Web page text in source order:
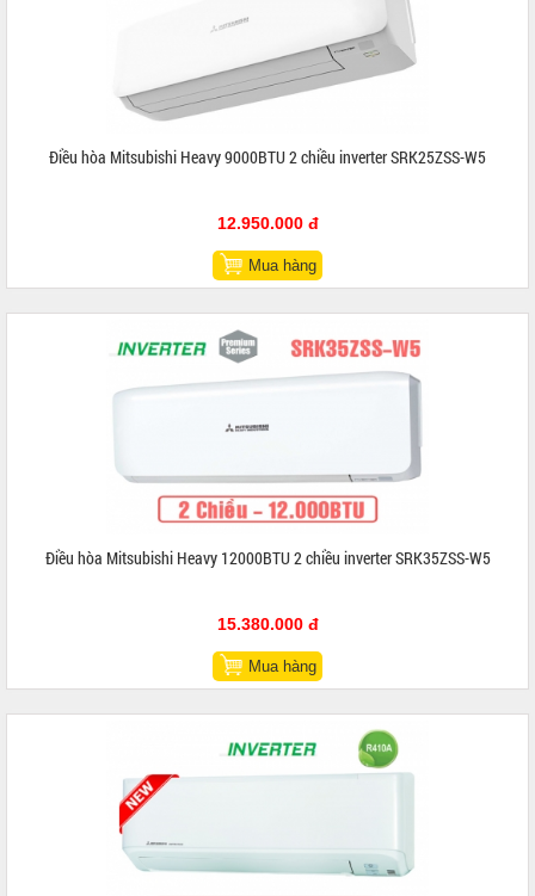
Điều hòa Mitsubishi Heavy 9000BTU 2 chiều inverter SRK25ZSS-W5
12.950.000 đ
Mua hàng
Điều hòa Mitsubishi Heavy 12000BTU 2 chiều inverter SRK35ZSS-W5
15.380.000 đ
Mua hàng